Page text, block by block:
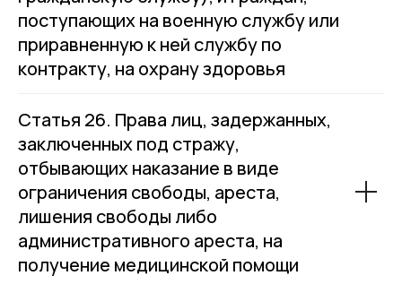
поступающих на военную службу или
приравненную к ней службу по
контракту, на охрану здоровья
Статья 26. Права лиц, задержанных,
заключенных под стражу,
отбывающих наказание в виде
ограничения свободы, ареста,
лишения свободы либо
административного ареста, на
получение медицинской помощи